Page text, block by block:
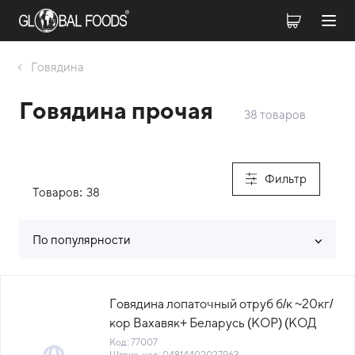
Говядина
Говядина прочая 38 товаров
Фильтр
Товаров: 38
По популярности
Говядина лопаточный отруб б/к ~20кг/
кор Вахавяк+ Беларусь (КОР) (КОД
77007) (-18°С)
Код: 77007